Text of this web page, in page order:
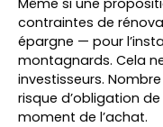
contraintes de
épargne — pour
montagnards. Cela
investisseurs.
risque d’obligation
moment de l’achat.